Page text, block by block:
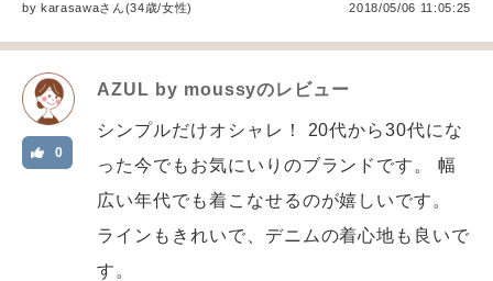
bykarasawaさん(34歳/女性) 2018/05/06 11:05:25
AZUL by moussyのレビュー
0
シンプルだけオシャレ！ 20代から30代にな
った今でもお気にいりのブランドです。 幅
広い年代でも着こなせるのが嬉しいです。
ラインもきれいで、デニムの着心地も良いで
す。